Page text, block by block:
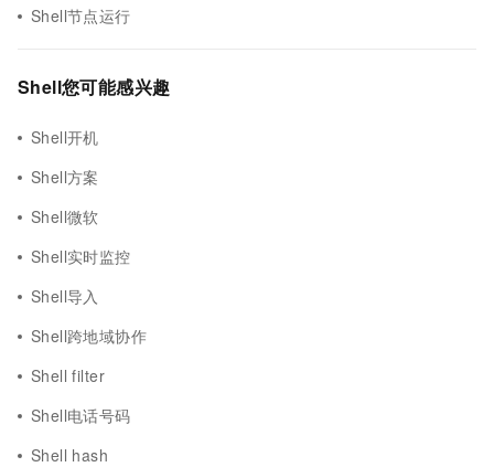
Shell节点运行
Shell您可能感兴趣
Shell开机
Shell方案
Shell微软
Shell实时监控
Shell导入
Shell跨地域协作
Shell filter
Shell电话号码
Shell hash